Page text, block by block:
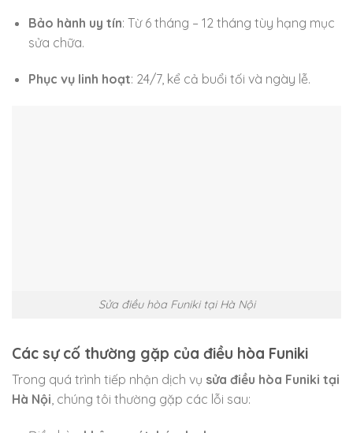
Bảo hành uy tín: Từ 6 tháng – 12 tháng tùy hạng mục
sửa chữa.
Phục vụ linh hoạt: 24/7, kể cả buổi tối và ngày lễ.
Sửa điều hòa Funiki tại Hà Nội
Các sự cố thường gặp của điều hòa Funiki
Trong quá trình tiếp nhận dịch vụ sửa điều hòa Funiki tại
Hà Nội, chúng tôi thường gặp các lỗi sau: